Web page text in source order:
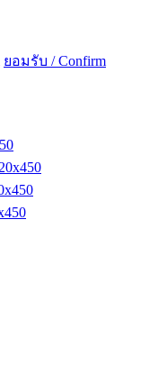
ยอมรับ / Confirm